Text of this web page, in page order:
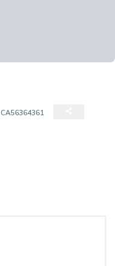
CA56364361